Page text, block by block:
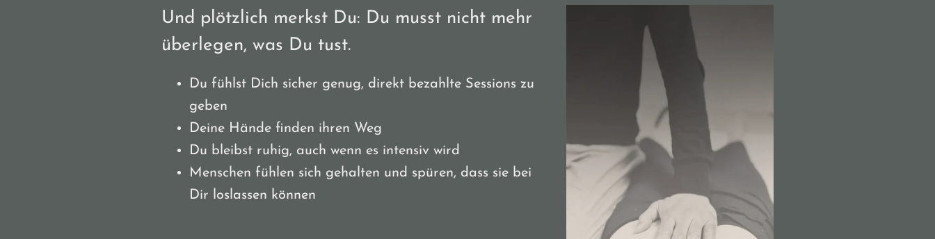
Und plötzlich merkst Du: Du musst nicht mehr
überlegen, was Du tust.
Du fühlst Dich sicher genug, direkt bezahlte Sessions zu
geben
Deine Hände finden ihren Weg
Du bleibst ruhig, auch wenn es intensiv wird
Menschen fühlen sich gehalten und spüren, dass sie bei
Dir loslassen können